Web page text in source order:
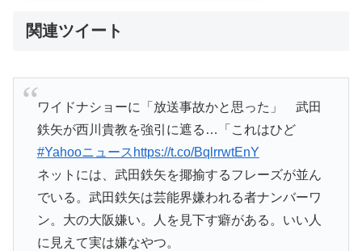
関連ツイート
ワイドナショーに「放送事故かと思った」 武田
鉄矢が西川貴教を強引に遮る…「これはひど
#Yahooニュース https://t.co/BqlrrwtEnY
ネットには、武田鉄矢を揶揄するフレーズが並ん
でいる。武田鉄矢は芸能界嫌われる者ナンバーワ
ン。大の大阪嫌い。人を見下す癖がある。いい人
に見えて実は嫌なやつ。